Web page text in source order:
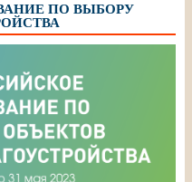
ПО ВЫБОРУ